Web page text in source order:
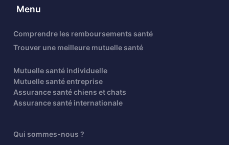
Menu
Comprendre les remboursements santé
Trouver une meilleure mutuelle santé
Mutuelle santé individuelle
Mutuelle santé entreprise
Assurance santé chiens et chats
Assurance santé internationale
Qui sommes-nous ?